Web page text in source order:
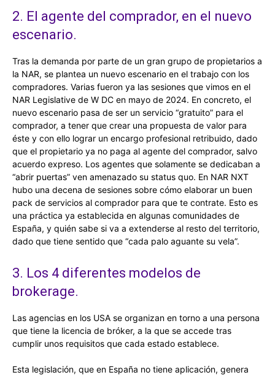
2. El agente del comprador, en el nuevo
escenario.
Tras la demanda por parte de un gran grupo de propietarios a
la NAR, se plantea un nuevo escenario en el trabajo con los
compradores. Varias fueron ya las sesiones que vimos en el
NAR Legislative de W DC en mayo de 2024. En concreto, el
nuevo escenario pasa de ser un servicio “gratuito” para el
comprador, a tener que crear una propuesta de valor para
éste y con ello lograr un encargo profesional retribuido, dado
que el propietario ya no paga al agente del comprador, salvo
acuerdo expreso. Los agentes que solamente se dedicaban a
“abrir puertas” ven amenazado su status quo. En NAR NXT
hubo una decena de sesiones sobre cómo elaborar un buen
pack de servicios al comprador para que te contrate. Esto es
una práctica ya establecida en algunas comunidades de
España, y quién sabe si va a extenderse al resto del territorio,
dado que tiene sentido que “cada palo aguante su vela”.
3. Los 4 diferentes modelos de
brokerage.
Las agencias en los USA se organizan en torno a una persona
que tiene la licencia de bróker, a la que se accede tras
cumplir unos requisitos que cada estado establece.
Esta legislación, que en España no tiene aplicación, genera